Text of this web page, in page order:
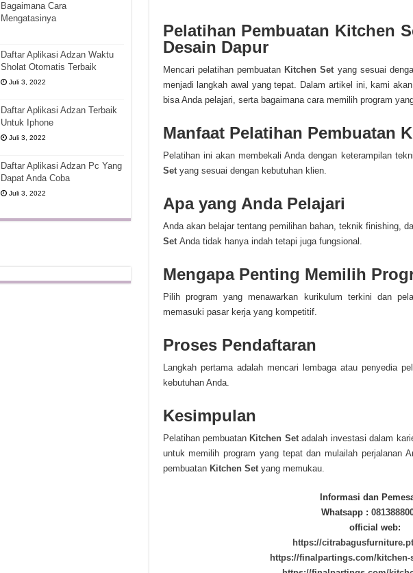
Pelatihan Pembuatan Kitchen
Desain Dapur
Mencari pelatihan pembuatan Kitchen Setyang sesuai
menjadi langkah awal yang tepat. Dalam artikel ini, kami
bisa Anda pelajari, serta bagaimana cara memilih program
Manfaat Pelatihan Pembuatan
Pelatihan ini akan membekali Anda dengan keterampilan
Setyang sesuai dengan kebutuhan klien.
Apa yang Anda Pelajari
Anda akan belajar tentang pemilihan bahan, teknik finishing,
SetAnda tidak hanya indah tetapi juga fungsional.
Mengapa Penting Memilih
Pilih program yang menawarkan kurikulum terkini dan
memasuki pasar kerja yang kompetitif.
Proses Pendaftaran
Langkah pertama adalah mencari lembaga atau penyedia
kebutuhan Anda.
Kesimpulan
Pelatihan pembuatan Kitchen Setadalah investasi dalam
untuk memilih program yang tepat dan mulailah perjalanan
pembuatan Kitchen Setyang memukau.
Informasi dan
Whatsapp :
official web:
https://
https://finalpartings.com/kitchen-
Bagaimana Cara
Mengatasinya
Daftar Aplikasi Adzan Waktu
Sholat Otomatis Terbaik
Juli 3, 2022
Daftar Aplikasi Adzan Terbaik
Untuk Iphone
Juli 3, 2022
Daftar Aplikasi Adzan Pc Yang
Dapat Anda Coba
Juli 3, 2022